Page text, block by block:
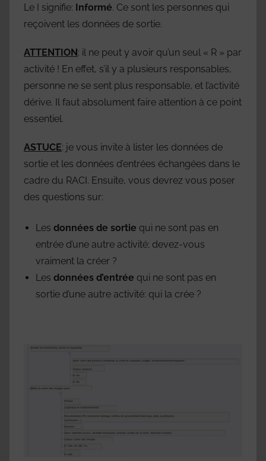
Le I signifie: Informé. Ce sont les personnes qui
reçoivent les données de sortie.
ATTENTION: il ne peut y avoir qu’un seul « R » par
activité ! En effet, s’il y a plusieurs responsables,
personne ne se sent plus responsable, et l’activité
dérive. Il faut absolument faire attention à ce point
essentiel.
ASTUCE: je vous invite à lister les données de
sortie et les données d’entrées échangées dans le
cadre du RACI. Ensuite, vous devrez vous poser
des questions sur:
Les données de sortie qui ne sont pas en
entrée d’une autre activité; devez-vous
vraiment la créer ?
Les données d’entrée qui ne sont pas en
sortie d’une autre activité: qui la crée ?